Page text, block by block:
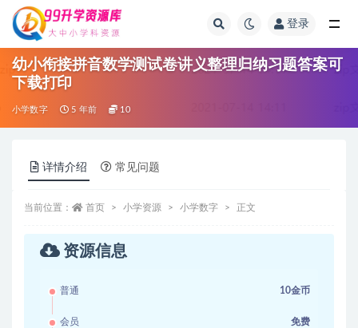
登录
幼小衔接拼音数学测试卷讲义整理归纳习题答案可
下载打印
小学数字 5 年前 10
详情介绍 常见问题
当前位置： 首页 小学资源 小学数字 正文
资源信息
普通 10金币
会员 免费